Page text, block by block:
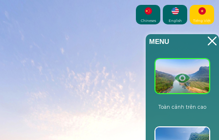
MENU
Toàn cảnh trên cao
Tiếng Việt
English
Chineses